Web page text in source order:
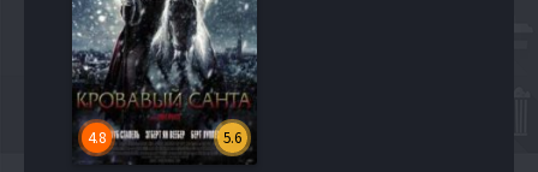
5.6
4.8